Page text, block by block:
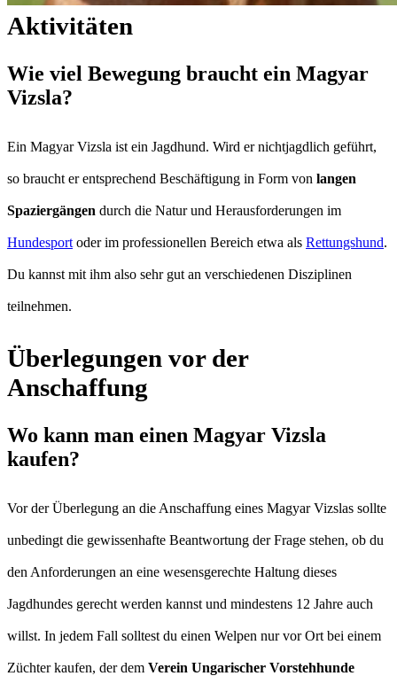
Aktivitäten
Wie viel Bewegung braucht ein Magyar
Vizsla?
Ein Magyar Vizsla ist ein Jagdhund. Wird er nichtjagdlich geführt,
so braucht er entsprechend Beschäftigung in Form von langen
Spaziergängen durch die Natur und Herausforderungen im
Hundesport oder im professionellen Bereich etwa als Rettungshund.
Du kannst mit ihm also sehr gut an verschiedenen Disziplinen
teilnehmen.
Überlegungen vor der
Anschaffung
Wo kann man einen Magyar Vizsla
kaufen?
Vor der Überlegung an die Anschaffung eines Magyar Vizslas sollte
unbedingt die gewissenhafte Beantwortung der Frage stehen, ob du
den Anforderungen an eine wesensgerechte Haltung dieses
Jagdhundes gerecht werden kannst und mindestens 12 Jahre auch
willst. In jedem Fall solltest du einen Welpen nur vor Ort bei einem
Züchter kaufen, der dem Verein Ungarischer Vorstehhunde